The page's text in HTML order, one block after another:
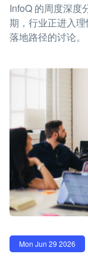
InfoQ 的周度深度
期，行业正进入
落地路径的讨论。
Mon Jun 29 2026